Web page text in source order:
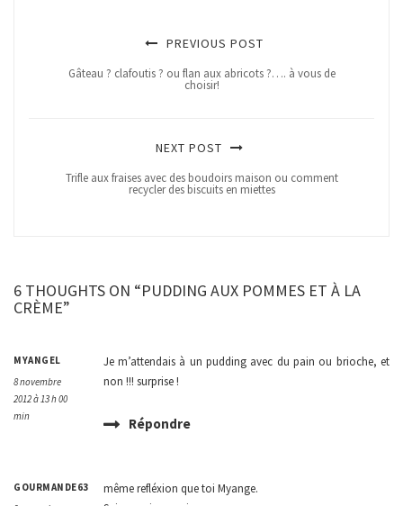
PREVIOUS POST
Gâteau ? clafoutis ? ou flan aux abricots ?…. à vous de
choisir!
NEXT POST
Trifle aux fraises avec des boudoirs maison ou comment
recycler des biscuits en miettes
6 THOUGHTS ON “PUDDING AUX POMMES ET À LA
CRÈME”
MYANGEL
8 novembre
2012 à 13 h 00
min
Je m’attendais à un pudding avec du pain ou brioche, et
non !!! surprise !
Répondre
GOURMANDE63
même refléxion que toi Myange.